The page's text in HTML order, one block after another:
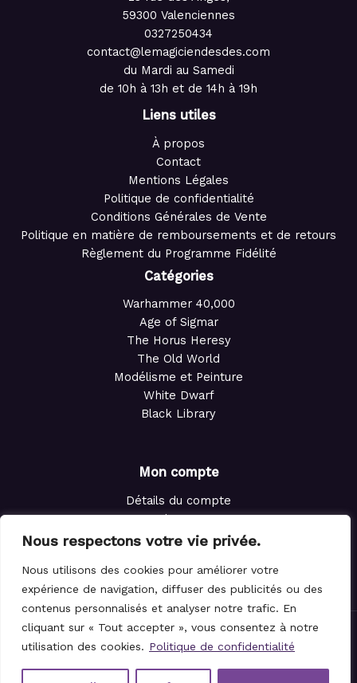
Nous respectons votre vie privée.
Nous utilisons des cookies pour améliorer votre
expérience de navigation, diffuser des publicités ou des
contenus personnalisés et analyser notre trafic. En
cliquant sur « Tout accepter », vous consentez à notre
utilisation des cookies. Politique de confidentialité
59300 Valenciennes
0327250434
contact@lemagiciendesdes.com
du Mardi au Samedi
de 10h à 13h et de 14h à 19h
Liens utiles
À propos
Contact
Mentions Légales
Politique de confidentialité
Conditions Générales de Vente
Politique en matière de remboursements et de retours
Règlement du Programme Fidélité
Catégories
Warhammer 40,000
Age of Sigmar
The Horus Heresy
The Old World
Modélisme et Peinture
White Dwarf
Black Library
Mon compte
Détails du compte
Adresses
Commandes
Panier
© 2021-2026 Le Magicien des Dés.